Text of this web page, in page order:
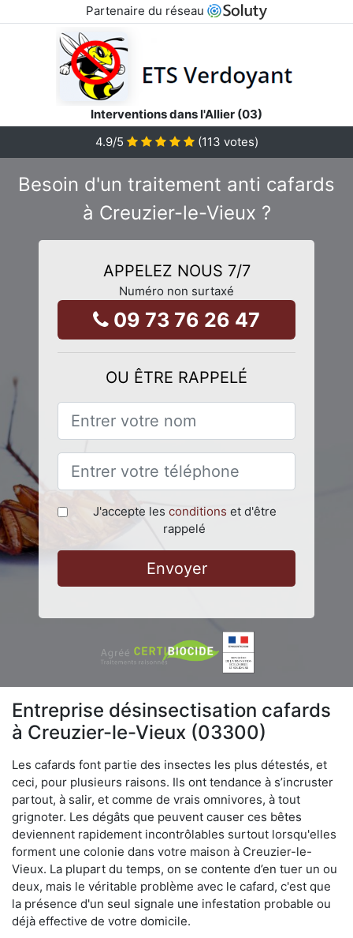
Partenaire du réseau
Interventions dans l'Allier (03)
4.9/5 (113 votes)
Besoin d'un traitement anti cafards
à Creuzier-le-Vieux ?
APPELEZ NOUS 7/7
Numéro non surtaxé
09 73 76 26 47
OU ÊTRE RAPPELÉ
J'accepte les conditions et d'être
rappelé
Envoyer
Entreprise désinsectisation cafards
à Creuzier-le-Vieux (03300)
Les cafards font partie des insectes les plus détestés, et
ceci, pour plusieurs raisons. Ils ont tendance à s’incruster
partout, à salir, et comme de vrais omnivores, à tout
grignoter. Les dégâts que peuvent causer ces bêtes
deviennent rapidement incontrôlables surtout lorsqu'elles
forment une colonie dans votre maison à Creuzier-le-
Vieux. La plupart du temps, on se contente d’en tuer un ou
deux, mais le véritable problème avec le cafard, c'est que
la présence d'un seul signale une infestation probable ou
déjà effective de votre domicile.